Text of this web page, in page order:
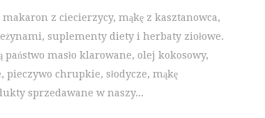
z ciecierzycy, mąkę z kasztanowca,
suplementy diety i herbaty ziołowe.
masło klarowane, olej kokosowy,
pieczywo chrupkie, słodycze, mąkę
sprzedawane w naszy...